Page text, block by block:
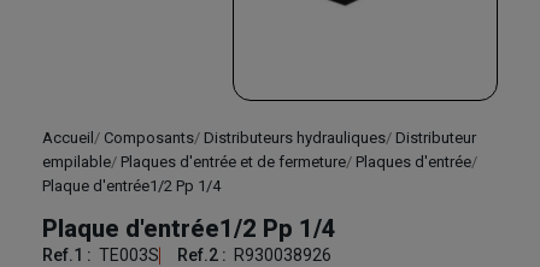
Accueil Composants Distributeurs hydrauliques Distributeur
empilable Plaques d'entrée et de fermeture Plaques d'entrée
Plaque d'entrée1/2 Pp 1/4
Plaque d'entrée1/2 Pp 1/4
Ref.1 : TE003S Ref.2 : R930038926